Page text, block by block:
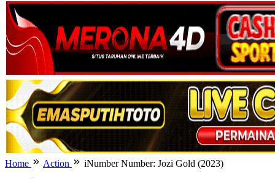
Home Action iNumber Number: Jozi Gold (2023)